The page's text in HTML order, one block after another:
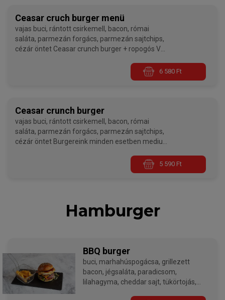
Ceasar cruch burger menü
vajas buci, rántott csirkemell, bacon, római
saláta, parmezán forgács, parmezán sajtchips,
cézár öntet Ceasar crunch burger + ropogós V
Burgereink minden esetben medium sütési
jelezzétek nekünk!
6 580 Ft
Ceasar crunch burger
vajas buci, rántott csirkemell, bacon, római
saláta, parmezán forgács, parmezán sajtchips,
cézár öntet Burgereink minden esetben medium
szeretnétek kérni, kérlek a megjegyzés rovatban5 590 Ft
Hamburger
BBQ burger
buci, marhahúspogácsa, grillezett
bacon, jégsaláta, paradicsom,
lilahagyma, cheddar sajt, tükörtojás,